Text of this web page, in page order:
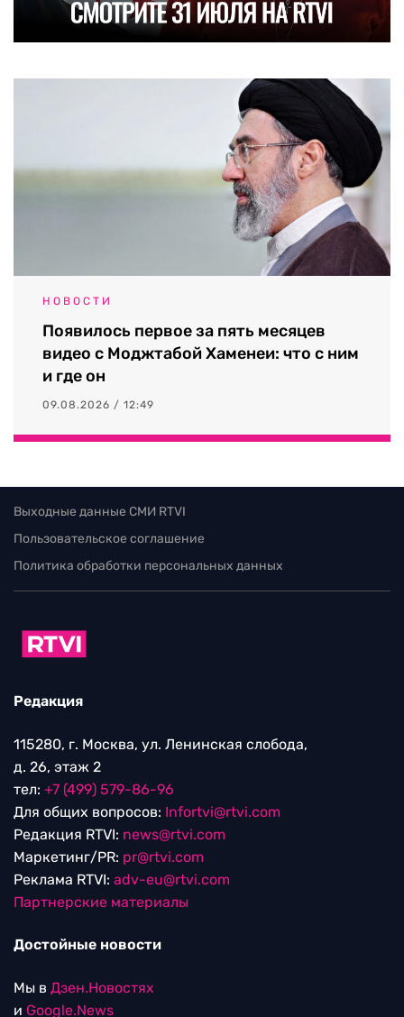
НОВОСТИ
Появилось первое за пять месяцев
видео с Моджтабой Хаменеи: что с ним
и где он
09.08.2026 / 12:49
Выходные данные СМИ RTVI
Пользовательское соглашение
Политика обработки персональных данных
Редакция
115280, г. Москва, ул. Ленинская слобода,
д. 26, этаж 2
тел: +7 (499) 579-86-96
Для общих вопросов: Infortvi@rtvi.com
Редакция RTVI: news@rtvi.com
Маркетинг/PR: pr@rtvi.com
Реклама RTVI: adv-eu@rtvi.com
Партнерские материалы
Достойные новости
Мы в Дзен.Новостях
и Google.News